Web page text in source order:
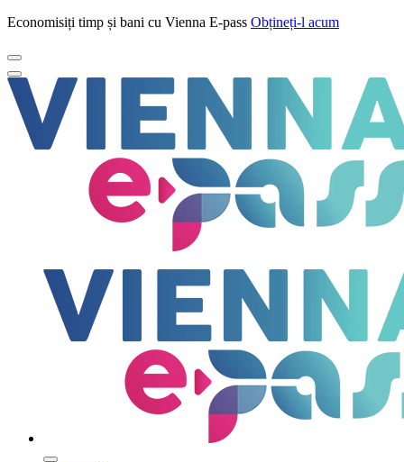
Economisiți timp și bani cu Vienna E-pass Obțineți-l acum